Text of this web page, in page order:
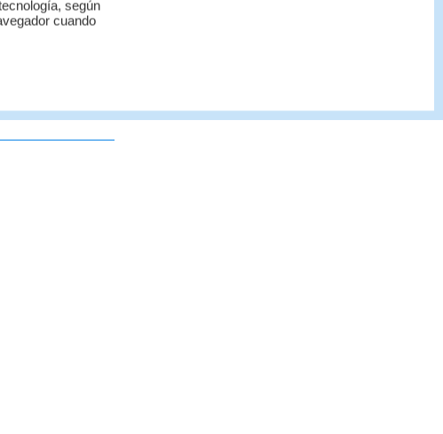
no
según
cuando